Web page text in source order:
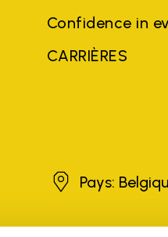
Confidence in
CARRIÈRES
Belgique
Pays: